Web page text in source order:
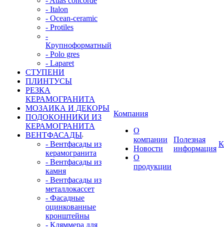
- Italon
- Ocean-ceramic
- Protiles
-
Крупноформатный
- Polo gres
- Laparet
СТУПЕНИ
ПЛИНТУСЫ
РЕЗКА
КЕРАМОГРАНИТА
МОЗАИКА И ДЕКОРЫ
ПОДОКОННИКИ ИЗ
КЕРАМОГРАНИТА
ВЕНТФАСАДЫ
- Вентфасады из
керамогранита
- Вентфасады из
камня
- Вентфасады из
металлокассет
- Фасадные
оцинкованные
кронштейны
- Кляммера для
Компания
О
компании
Новости
О
продукции
Полезная
информация